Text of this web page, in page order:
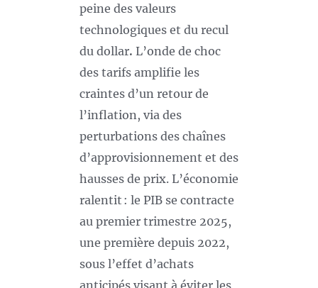
peine des valeurs
technologiques et du recul
du dollar. L’onde de choc
des tarifs amplifie les
craintes d’un retour de
l’inflation, via des
perturbations des chaînes
d’approvisionnement et des
hausses de prix. L’économie
ralentit : le PIB se contracte
au premier trimestre 2025,
une première depuis 2022,
sous l’effet d’achats
anticipés visant à éviter les